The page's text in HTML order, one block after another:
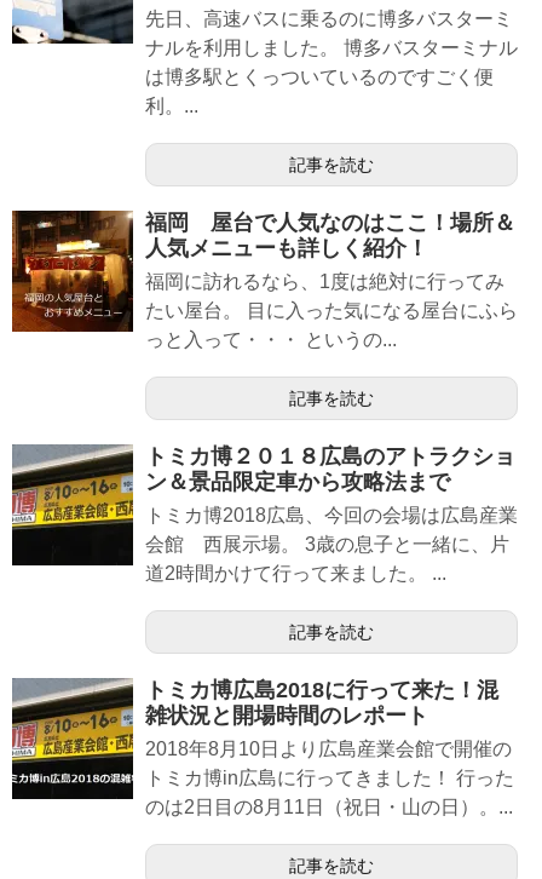
先日、高速バスに乗るのに博多バスターミ
ナルを利用しました。 博多バスターミナル
は博多駅とくっついているのですごく便
利。...
記事を読む
福岡 屋台で人気なのはここ！場所＆
人気メニューも詳しく紹介！
福岡に訪れるなら、1度は絶対に行ってみ
たい屋台。 目に入った気になる屋台にふら
っと入って・・・ というの...
記事を読む
トミカ博２０１８広島のアトラクショ
ン＆景品限定車から攻略法まで
トミカ博2018広島、今回の会場は広島産業
会館 西展示場。 3歳の息子と一緒に、片
道2時間かけて行って来ました。 ...
記事を読む
トミカ博広島2018に行って来た！混
雑状況と開場時間のレポート
2018年8月10日より広島産業会館で開催の
トミカ博in広島に行ってきました！ 行った
のは2日目の8月11日（祝日・山の日）。...
記事を読む